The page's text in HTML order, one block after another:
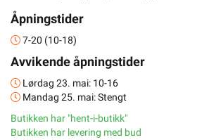
Åpningstider
7-20 (10-18)
Avvikende åpningstider
Lørdag 23. mai: 10-16
Mandag 25. mai: Stengt
Butikken har "hent-i-butikk"
Butikken har levering med bud